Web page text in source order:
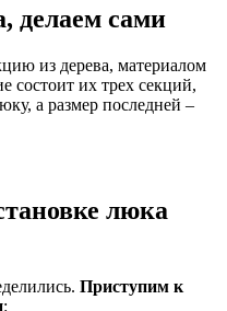
делаем сами
из дерева, материалом
состоит их трех секций,
а размер последней –
люка
Приступим к
: